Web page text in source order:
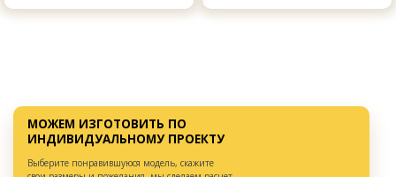
МОЖЕМ ИЗГОТОВИТЬ ПО
ИНДИВИДУАЛЬНОМУ ПРОЕКТУ
Выберите понравившуюся модель, скажите